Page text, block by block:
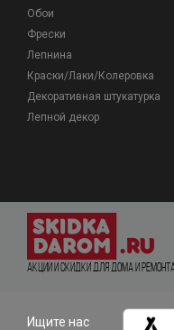
Обои
Фрески
Лепнина
Краски/Лаки/Колеровка
Декоративная штукатурка
Лепной декор
Акции и Скидки для дома и
Ищите нас